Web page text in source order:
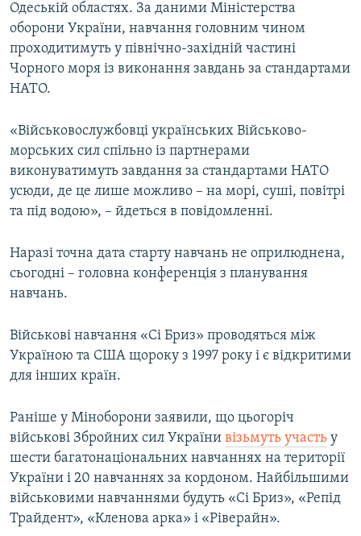
Одеській областях. За даними Міністерства
оборони України, навчання головним чином
проходитимуть у північно-західній частині
Чорного моря із виконання завдань за стандартами
НАТО.
«Військовослужбовці українських Військово-
морських сил спільно із партнерами
виконуватимуть завдання за стандартами НАТО
усюди, де це лише можливо – на морі, суші, повітрі
та під водою», – йдеться в повідомленні.
Наразі точна дата старту навчань не оприлюднена,
сьогодні – головна конференція з планування
навчань.
Військові навчання «Сі Бриз» проводяться між
Україною та США щороку з 1997 року і є відкритими
для інших країн.
Раніше у Міноборони заявили, що цьогоріч
військові Збройних сил України візьмуть участь у
шести багатонаціональних навчаннях на території
України і 20 навчаннях за кордоном. Найбільшими
військовими навчаннями будуть «Сі Бриз», «Репід
Трайдент», «Кленова арка» і «Ріверайн».